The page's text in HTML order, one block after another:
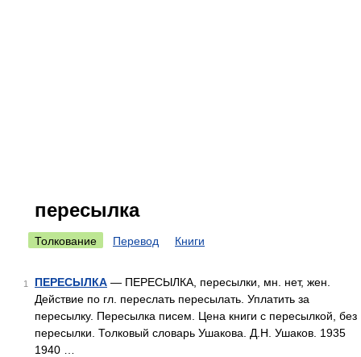
пересылка
Толкование Перевод Книги
1 ПЕРЕСЫЛКА — ПЕРЕСЫЛКА, пересылки, мн. нет, жен.
Действие по гл. переслать пересылать. Уплатить за
пересылку. Пересылка писем. Цена книги с пересылкой, без
пересылки. Толковый словарь Ушакова. Д.Н. Ушаков. 1935
1940 …